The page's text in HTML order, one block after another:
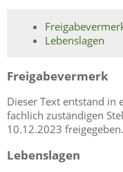
Lebenslagen
Freigabevermerk
Dieser Text entstand in
fachlich zuständigen
10.12.2023 freigegeben.
Lebenslagen